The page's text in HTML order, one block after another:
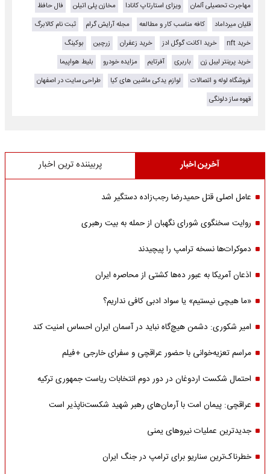
مهاجرت تحصیلی آلمان ویزای استارتاپ کانادا مخازن پلی اتیلن
فال حافظ
قلیان میرداماد
کافه مناسب کار و مطالعه مجله آرایش گرام
ثبت نام کالابرگ
خرید nft
خرید اکانت گوگل ادز خرید زعفران زرچین
بوکینگ
خرید پرینتر لیبل زن
باربری آفرتایم مزایده خودرو
بلیط هواپیما
فروشگاه لوله و اتصالات
لوازم یدکی ماشین های کیا
طراحی سایت در اصفهان
قهوه ساز دلونگی
آخرین اخبار پربیننده ترین اخبار
عامل اصلی قتل حمیدرضا رجب‌زاده دستگیر شد
روایت سخنگوی شورای نگهبان از حمله به بیت رهبری
دموکرات‌ها نسخه ترامپ را پیچیدند
اذعان آمریکا به عبور ده‌ها کشتی از محاصره ایران
«ما هیچی نیستیم» یا سواد ادبی کافی نداریم؟
امیر شکوری: دشمن هیچ‌گاه نباید در آسمان ایران احساس امنیت کند
مراسم تعزیه‌خوانی با حضور عراقچی و سفرای خارجی +فیلم
احتمال شکست اردوغان در دور دوم انتخابات ریاست جمهوری ترکیه
عراقچی: پیمان امت با آرمان‌های رهبر شهید شکست‌ناپذیر است
جدیدترین عملیات نیروهای یمنی
خطرناک‌ترین سناریو برای ترامپ در جنگ ایران